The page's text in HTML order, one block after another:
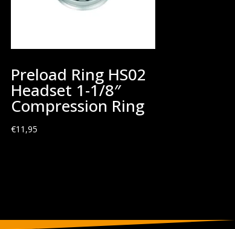
Preload Ring HS02
Headset 1-1/8″
Compression Ring
€11,95